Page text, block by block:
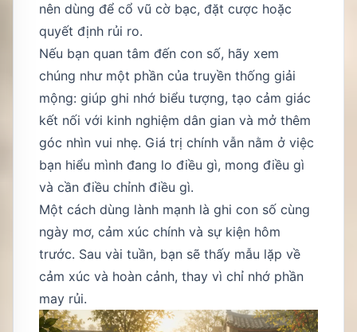
nên dùng để cổ vũ cờ bạc, đặt cược hoặc
quyết định rủi ro.
Nếu bạn quan tâm đến con số, hãy xem
chúng như một phần của truyền thống giải
mộng: giúp ghi nhớ biểu tượng, tạo cảm giác
kết nối với kinh nghiệm dân gian và mở thêm
góc nhìn vui nhẹ. Giá trị chính vẫn nằm ở việc
bạn hiểu mình đang lo điều gì, mong điều gì
và cần điều chỉnh điều gì.
Một cách dùng lành mạnh là ghi con số cùng
ngày mơ, cảm xúc chính và sự kiện hôm
trước. Sau vài tuần, bạn sẽ thấy mẫu lặp về
cảm xúc và hoàn cảnh, thay vì chỉ nhớ phần
may rủi.